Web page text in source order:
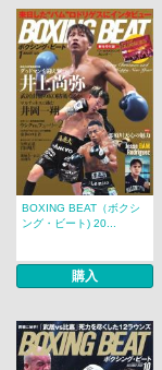
BOXING BEAT（ボクシ
ング・ビート) 20...
購入